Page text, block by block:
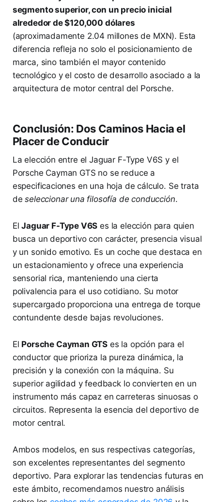
segmento superior, con un precio inicial
alrededor de $120,000 dólares
(aproximadamente 2.04 millones de MXN). Esta
diferencia refleja no solo el posicionamiento de
marca, sino también el mayor contenido
tecnológico y el costo de desarrollo asociado a la
arquitectura de motor central del Porsche.
Conclusión: Dos Caminos Hacia el
Placer de Conducir
La elección entre el Jaguar F-Type V6S y el
Porsche Cayman GTS no se reduce a
especificaciones en una hoja de cálculo. Se trata
deseleccionar una filosofía de conducción.
ElJaguar F-Type V6S es la elección para quien
busca un deportivo con carácter, presencia visual
y un sonido emotivo. Es un coche que destaca en
un estacionamiento y ofrece una experiencia
sensorial rica, manteniendo una cierta
polivalencia para el uso cotidiano. Su motor
supercargado proporciona una entrega de torque
contundente desde bajas revoluciones.
El Porsche Cayman GTS es la opción para el
conductor que prioriza la pureza dinámica, la
precisión y la conexión con la máquina. Su
superior agilidad y feedback lo convierten en un
instrumento más capaz en carreteras sinuosas o
circuitos. Representa la esencia del deportivo de
motor central.
Ambos modelos, en sus respectivas categorías,
son excelentes representantes del segmento
deportivo. Para explorar las tendencias futuras en
este ámbito, recomendamos nuestro análisis